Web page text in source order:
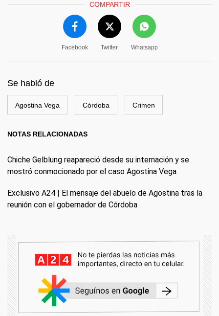
COMPARTIR
Facebook Twitter Whatsapp
Se habló de
Agostina Vega Córdoba Crimen
NOTAS RELACIONADAS
Chiche Gelblung reapareció desde su internación y se
mostró conmocionado por el caso Agostina Vega
Exclusivo A24 | El mensaje del abuelo de Agostina tras la
reunión con el gobernador de Córdoba